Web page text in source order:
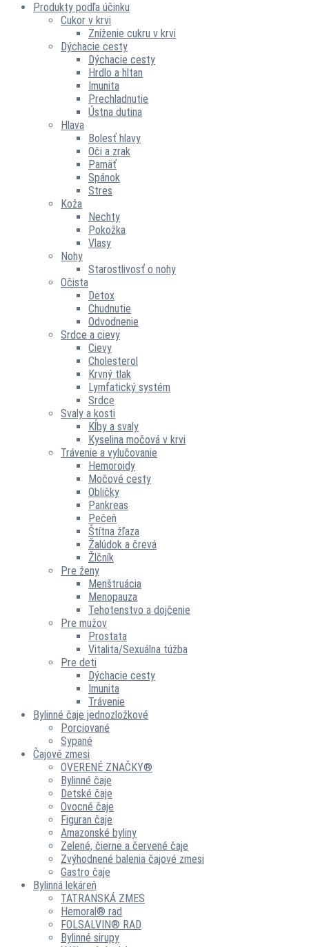
Produkty podľa účinku
Cukor v krvi
Zníženie cukru v krvi
Dýchacie cesty
Dýchacie cesty
Hrdlo a hltan
Imunita
Prechladnutie
Ústna dutina
Hlava
Bolesť hlavy
Oči a zrak
Pamäť
Spánok
Stres
Koža
Nechty
Pokožka
Vlasy
Nohy
Starostlivosť o nohy
Očista
Detox
Chudnutie
Odvodnenie
Srdce a cievy
Cievy
Cholesterol
Krvný tlak
Lymfatický systém
Srdce
Svaly a kosti
Kĺby a svaly
Kyselina močová v krvi
Trávenie a vylučovanie
Hemoroidy
Močové cesty
Obličky
Pankreas
Pečeň
Štítna žľaza
Žalúdok a črevá
Žlčník
Pre ženy
Menštruácia
Menopauza
Tehotenstvo a dojčenie
Pre mužov
Prostata
Vitalita/Sexuálna túžba
Pre deti
Dýchacie cesty
Imunita
Trávenie
Bylinné čaje jednozložkové
Porciované
Sypané
Čajové zmesi
OVERENÉ ZNAČKY®
Bylinné čaje
Detské čaje
Ovocné čaje
Figuran čaje
Amazonské byliny
Zelené, čierne a červené čaje
Zvýhodnené balenia čajové zmesi
Gastro čaje
Bylinná lekáreň
TATRANSKÁ ZMES
Hemoral® rad
FOLSALVIN® RAD
Bylinné sirupy